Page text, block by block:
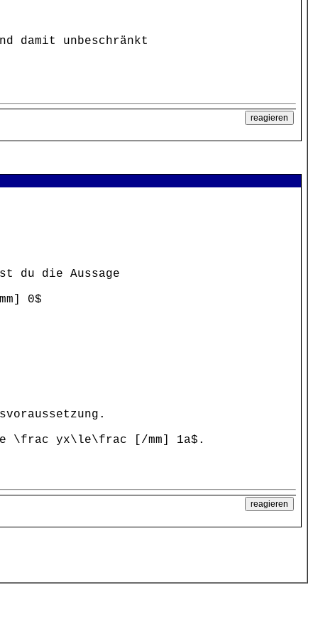
damit unbeschränkt
du die Aussage
0$
\frac yx\le\frac [/mm] 1a$.